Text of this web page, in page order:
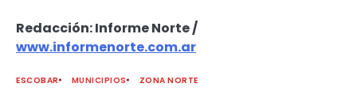
Redacción: Informe Norte /
www.informenorte.com.ar
ESCOBAR MUNICIPIOS
ZONA NORTE